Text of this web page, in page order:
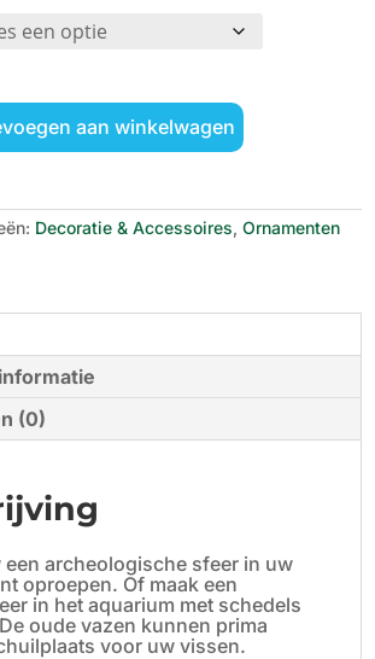
aan winkelwagen
Decoratie & Accessoires,Ornamenten
(0)
een archeologische sfeer in uw
oproepen. Of maak een
in het aquarium met schedels
oude vazen kunnen prima
voor uw vissen.